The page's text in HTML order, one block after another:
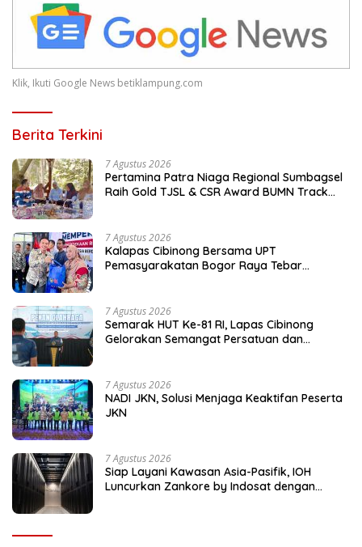
Klik, Ikuti Google News betiklampung.com
Berita Terkini
7 Agustus 2026
Pertamina Patra Niaga Regional Sumbagsel
Raih Gold TJSL & CSR Award BUMN Track
7 Agustus 2026
Kalapas Cibinong Bersama UPT
Pemasyarakatan Bogor Raya Tebar
7 Agustus 2026
Semarak HUT Ke-81 RI, Lapas Cibinong
Gelorakan Semangat Persatuan dan
7 Agustus 2026
NADI JKN, Solusi Menjaga Keaktifan Peserta
JKN
7 Agustus 2026
Siap Layani Kawasan Asia-Pasifik, IOH
Luncurkan Zankore by Indosat dengan